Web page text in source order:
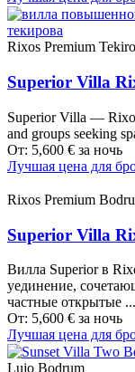
Rixos Premium
Superior Villa
Superior Villa —
and groups seeking
От: 5,600 € за ночь
Лучшая цена для
Rixos Premium
Superior Villa
Вилла Superior в
уединение,
частные открытые ...
От: 5,600 € за ночь
Лучшая цена для
Lujo Bodrum